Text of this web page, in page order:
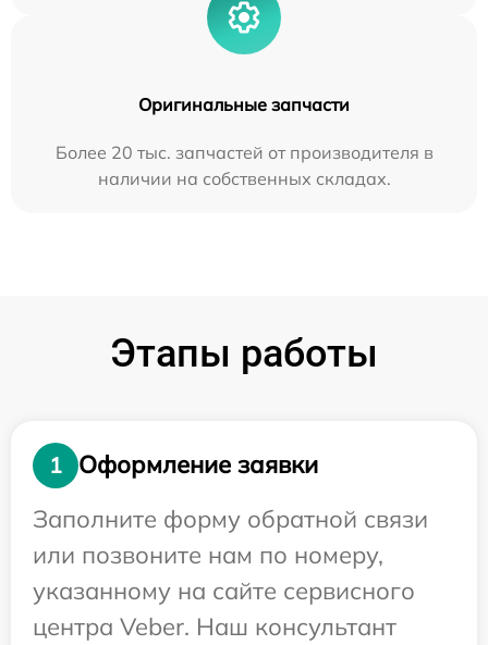
Оригинальные запчасти
Более 20 тыс. запчастей от производителя в
наличии на собственных складах.
Этапы работы
1
Оформление заявки
Заполните форму обратной связи
или позвоните нам по номеру,
указанному на сайте сервисного
центра Veber. Наш консультант